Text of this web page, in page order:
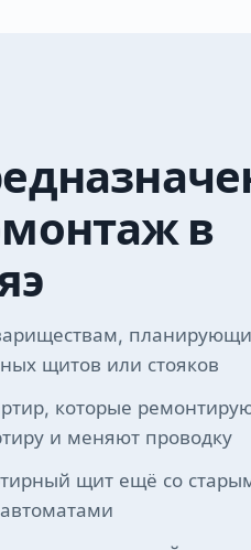
в
щитов или стояков
которые
и меняют проводку
щит ещё со